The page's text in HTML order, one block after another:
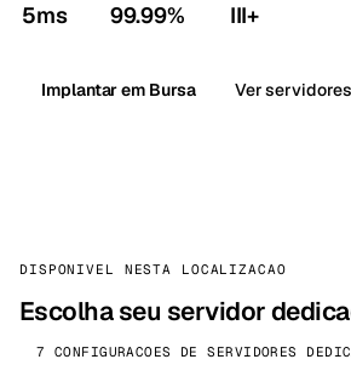
5ms 99.99% III+
Implantar em Bursa Ver
DISPONIVEL NESTA LOCALIZACAO
Escolha seu servidor
7 CONFIGURACOES DE SERVIDORES